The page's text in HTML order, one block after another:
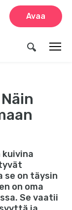
Avaa
se on täysin
on oma
Se vaatii